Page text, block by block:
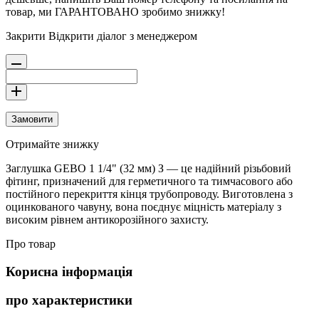
товар, ми ГАРАНТОВАНО зробимо знижку!
Закрити Відкрити діалог з менеджером
Замовити
Отримайте знижку
Заглушка GEBO 1 1/4" (32 мм) З — це надійний різьбовий
фітинг, призначений для герметичного та тимчасового або
постійного перекриття кінця трубопроводу. Виготовлена з
оцинкованого чавуну, вона поєднує міцність матеріалу з
високим рівнем антикорозійного захисту.
Про товар
Корисна інформація
про характеристики